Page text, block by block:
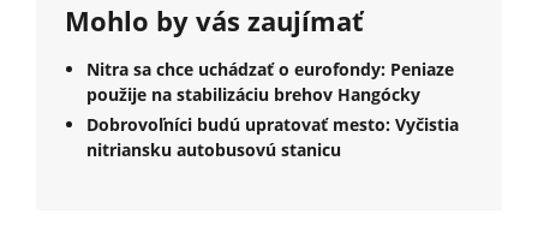
Mohlo by vás zaujímať
Nitra sa chce uchádzať o eurofondy: Peniaze
použije na stabilizáciu brehov Hangócky
Dobrovoľníci budú upratovať mesto: Vyčistia
nitriansku autobusovú stanicu